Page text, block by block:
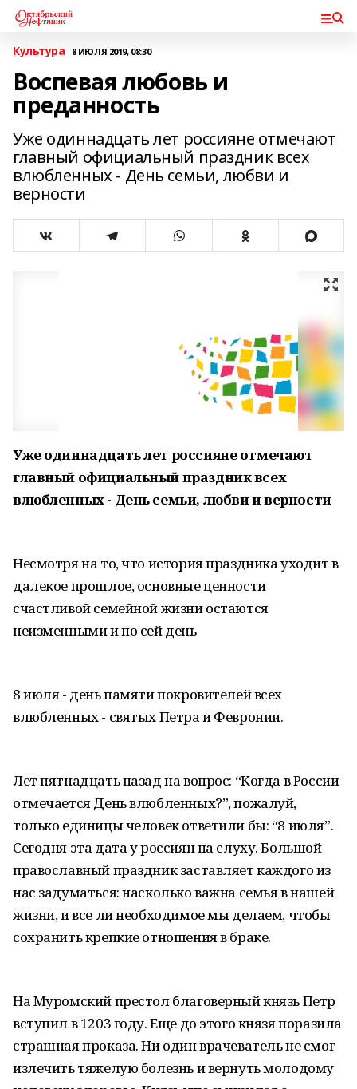
Культура 8 ИЮЛЯ 2019, 08:30
Воспевая любовь и
преданность
Уже одиннадцать лет россияне отмечают
главный официальный праздник всех
влюбленных - День семьи, любви и
верности
Уже одиннадцать лет россияне отмечают
главный официальный праздник всех
влюбленных - День семьи, любви и верности
Несмотря на то, что история праздника уходит в
далекое прошлое, основные ценности
счастливой семейной жизни остаются
неизменными и по сей день
8 июля - день памяти покровителей всех
влюбленных - святых Петра и Февронии.
Лет пятнадцать назад на вопрос: “Когда в России
отмечается День влюбленных?”, пожалуй,
только единицы человек ответили бы: “8 июля”.
Сегодня эта дата у россиян на слуху. Большой
православный праздник заставляет каждого из
нас задуматься: насколько важна семья в нашей
жизни, и все ли необходимое мы делаем, чтобы
сохранить крепкие отношения в браке.
На Муромский престол благоверный князь Петр
вступил в 1203 году. Еще до этого князя поразила
страшная проказа. Ни один врачеватель не смог
излечить тяжелую болезнь и вернуть молодому